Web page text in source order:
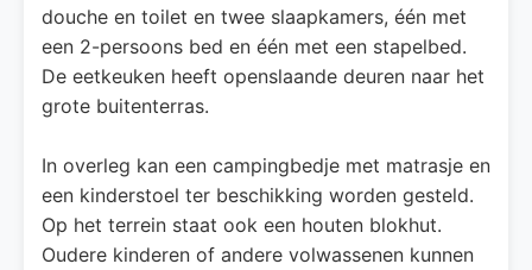
douche en toilet en twee slaapkamers, één met
een 2-persoons bed en één met een stapelbed.
De eetkeuken heeft openslaande deuren naar het
grote buitenterras.
In overleg kan een campingbedje met matrasje en
een kinderstoel ter beschikking worden gesteld.
Op het terrein staat ook een houten blokhut.
Oudere kinderen of andere volwassenen kunnen